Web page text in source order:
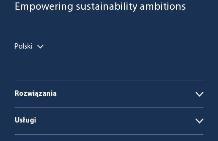
Empowering sustainability ambitions
Polski
Rozwiązania
Open
Kotłownie opalane biomasą i odpadami
Usługi
Open